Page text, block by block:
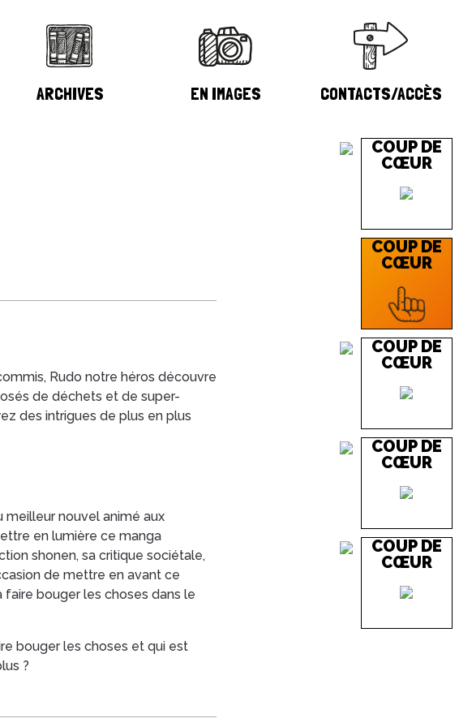
ARCHIVES EN IMAGES CONTACTS/ACCÈS
Rudo notre héros découvre
de déchets et de super-
des intrigues de plus en plus
meilleur nouvel animé aux
en lumière ce manga
shonen, sa critique sociétale,
de mettre en avant ce
faire bouger les choses dans le
bouger les choses et qui est
?
COUP DE
CŒUR
COUP DE
CŒUR
COUP DE
CŒUR
COUP DE
CŒUR
COUP DE
CŒUR